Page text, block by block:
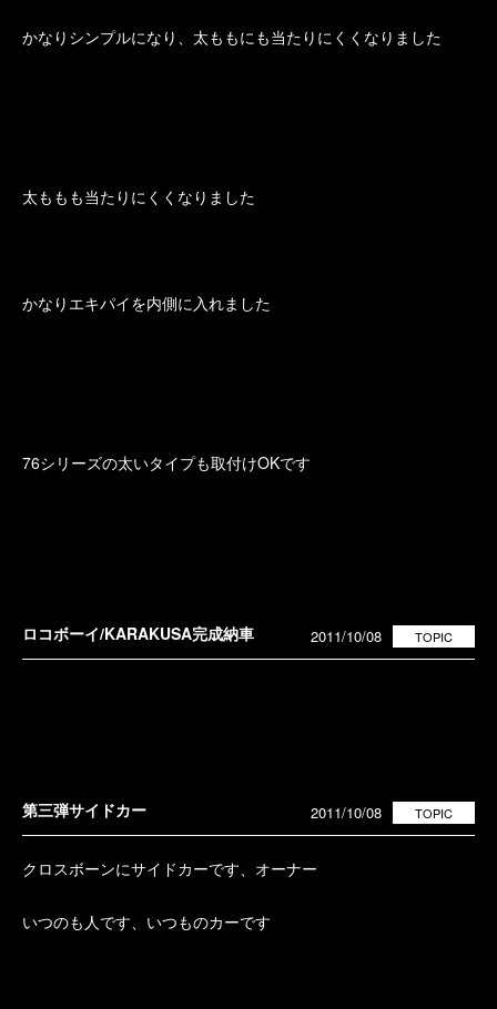
かなりシンプルになり、太ももにも当たりにくくなりました
太ももも当たりにくくなりました
かなりエキパイを内側に入れました
76シリーズの太いタイプも取付けOKです
ロコボーイ/KARAKUSA完成納車 TOPIC
2011/10/08
第三弾サイドカー TOPIC
2011/10/08
クロスボーンにサイドカーです、オーナー
いつのも人です、いつものカーです